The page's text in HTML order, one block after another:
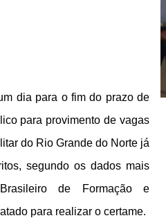
dia para o fim do prazo de
para provimento de vagas
do Rio Grande do Norte já
segundo os dados mais
de Formação e
para realizar o certame.